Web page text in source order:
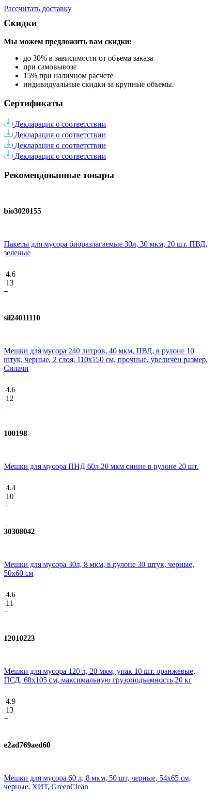
Рассчитать доставку
Скидки
Мы можем предложить вам скидки:
до 30% в зависимости от объема заказа
при самовывозе
15% при наличном расчете
индивидуальные скидки за крупные объемы.
Сертификаты
Декларация о соответствии
Декларация о соответствии
Декларация о соответствии
Декларация о соответствии
Рекомендованные товары
bio3020155
Пакеты для мусора биоразлагаемые 30л, 30 мкм, 20 шт. ПВД,
зеленые
4.6
13
+
sil24011110
Мешки для мусора 240 литров, 40 мкм, ПВД, в рулоне 10
штук, черные, 2 слоя, 110х150 см, прочные, увеличен размер,
Силачи
4.6
12
+
100198
Мешки для мусора ПНД 60л 20 мкм синие в рулоне 20 шт.
4.4
10
+
30308042
Мешки для мусора 30л, 8 мкм, в рулоне 30 штук, черные,
50х60 см
4.6
11
+
12010223
Мешки для мусора 120 л, 20 мкм, упак 10 шт. оранжевые,
ПСД, 68х105 см, максимальную грузоподъемность 20 кг
4.9
13
+
e2ad769aed60
Мешки для мусора 60 л, 8 мкм, 50 шт, черные, 54х65 см,
черные, ХИТ, GreenClean